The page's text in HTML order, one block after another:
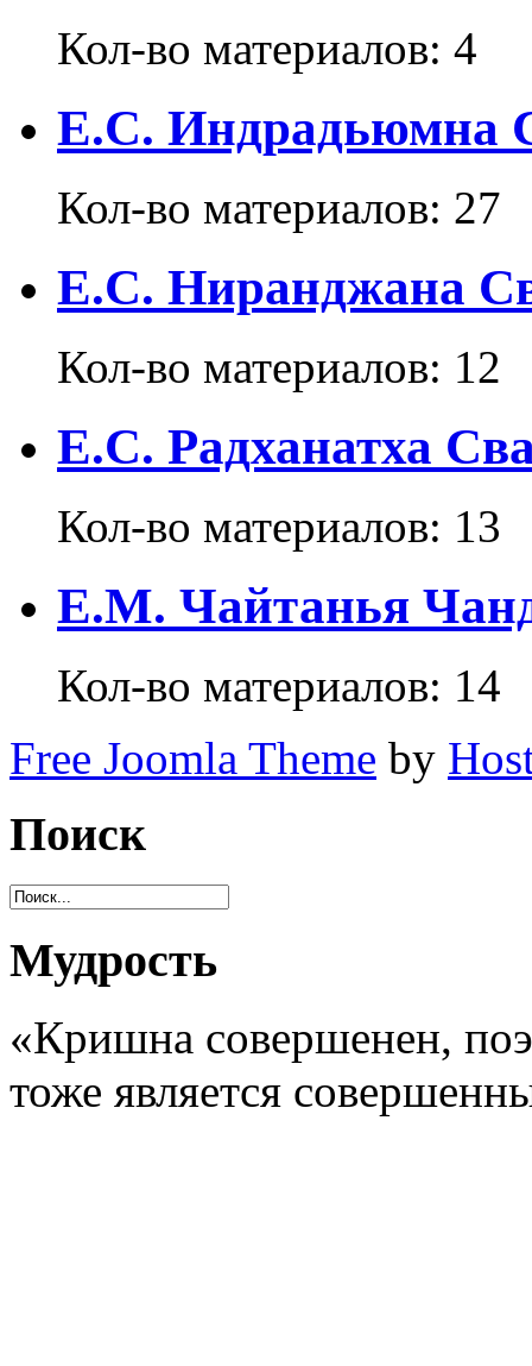
Кол-во материалов: 4
Е.С. Индрадьюмна
Кол-во материалов: 27
Е.С. Ниранджана
Кол-во материалов: 12
Е.С. Радханатха
Кол-во материалов: 13
Е.М. Чайтанья
Кол-во материалов: 14
Free Joomla Theme by
Поиск
Мудрость
«Кришна совершенен,
тоже является